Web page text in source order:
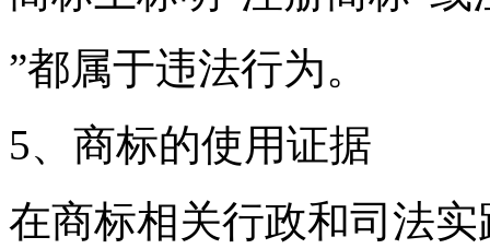
”都属于违法行为。
5、商标的使用证据
在商标相关行政和司法